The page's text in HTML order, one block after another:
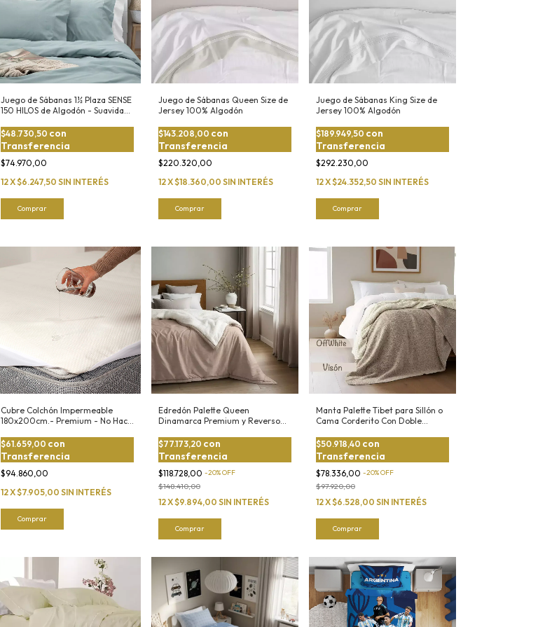
Juego de Sábanas 1½ Plaza SENSE
150 HILOS de Algodón - Suavidad
$74.970,00
$48.730,50 con
Transferencia
12X$6.247,50 SIN INTERÉS
Comprar
Juego de Sábanas Queen Size de
Jersey 100% Algodón
$220.320,00
$143.208,00 con
Transferencia
12X$18.360,00 SIN INTERÉS
Comprar
Juego de Sábanas King Size de
Jersey 100% Algodón
$292.230,00
$189.949,50 con
Transferencia
12X$24.352,50 SIN INTERÉS
Comprar
Cubre Colchón Impermeable
180x200cm.- Premium - No Hace
$94.860,00
$61.659,00 con
Transferencia
12X$7.905,00 SIN INTERÉS
Comprar
Edredón Palette Queen
Dinamarca Premium y Reverso
$118.728,00 -20%OFF
$148.410,00
$77.173,20 con
Transferencia
12X$9.894,00 SIN INTERÉS
Comprar
Manta Palette Tibet para Sillón o
Cama Corderito Con Doble
$78.336,00 -20%OFF
$97.920,00
$50.918,40 con
Transferencia
12X$6.528,00 SIN INTERÉS
Comprar